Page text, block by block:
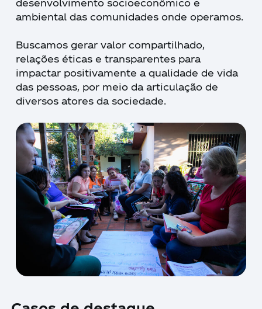
desenvolvimento socioeconômico e
ambiental das comunidades onde operamos.
Buscamos gerar valor compartilhado,
relações éticas e transparentes para
impactar positivamente a qualidade de vida
das pessoas, por meio da articulação de
diversos atores da sociedade.